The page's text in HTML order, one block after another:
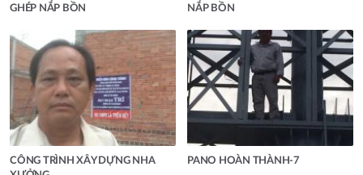
GHÉP NẮP BỒN NẮP BỒN
CÔNG TRÌNH XÂY DỰNG NHA
PANO HOÀN THÀNH-7